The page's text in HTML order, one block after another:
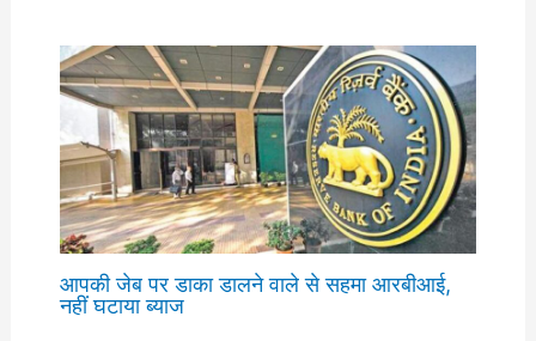
आपकी जेब पर डाका डालने वाले से सहमा आरबीआई,
नहीं घटाया ब्याज